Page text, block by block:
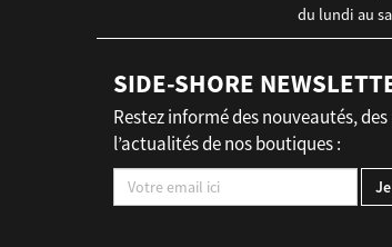
du lundi au
SIDE-SHORE
Restez informé des nouveautés,
l’actualités de nos boutiques :